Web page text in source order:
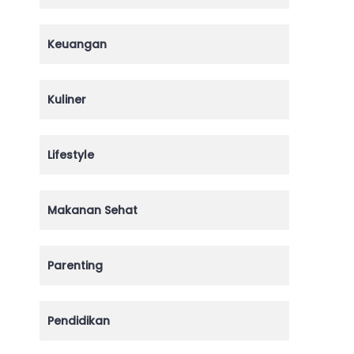
Keuangan
Kuliner
Lifestyle
Makanan Sehat
Parenting
Pendidikan